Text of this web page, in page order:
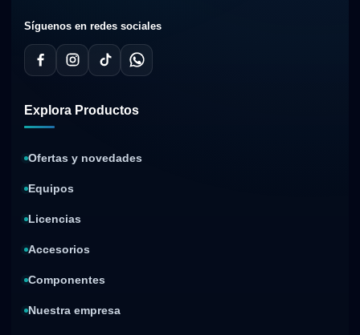
Síguenos en redes sociales
Explora Productos
Ofertas y novedades
Equipos
Licencias
Accesorios
Componentes
Nuestra empresa